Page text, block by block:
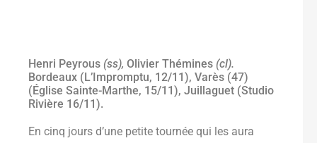
Henri Peyrous (ss), Olivier Thémines (cl).
Bordeaux (L’Impromptu, 12/11), Varès (47)
(Église Sainte-Marthe, 15/11), Juillaguet (Studio
Rivière 16/11).
En cinq jours d’une petite tournée qui les aura